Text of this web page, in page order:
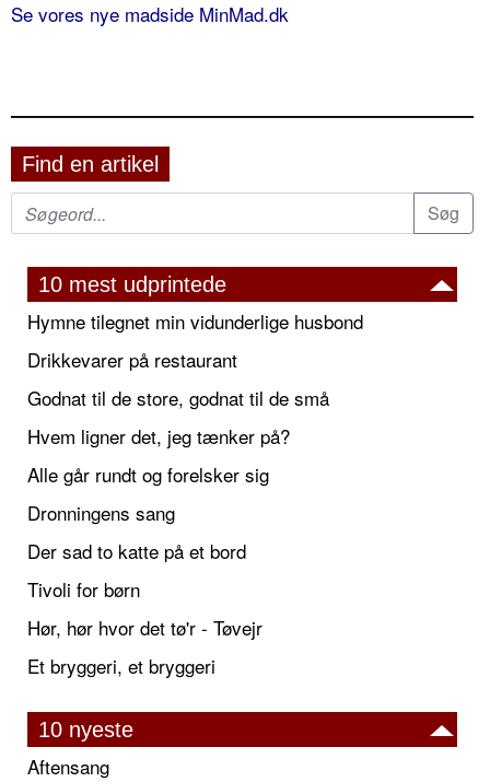
Se vores nye madside MinMad.dk
Find en artikel
10 mest udprintede
Hymne tilegnet min vidunderlige husbond
Drikkevarer på restaurant
Godnat til de store, godnat til de små
Hvem ligner det, jeg tænker på?
Alle går rundt og forelsker sig
Dronningens sang
Der sad to katte på et bord
Tivoli for børn
Hør, hør hvor det tø'r - Tøvejr
Et bryggeri, et bryggeri
10 nyeste
Aftensang